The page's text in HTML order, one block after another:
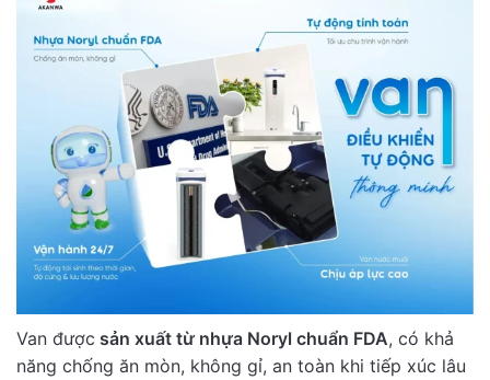
Van được sản xuất từ nhựa Noryl chuẩn FDA, có khả
năng chống ăn mòn, không gỉ, an toàn khi tiếp xúc lâu